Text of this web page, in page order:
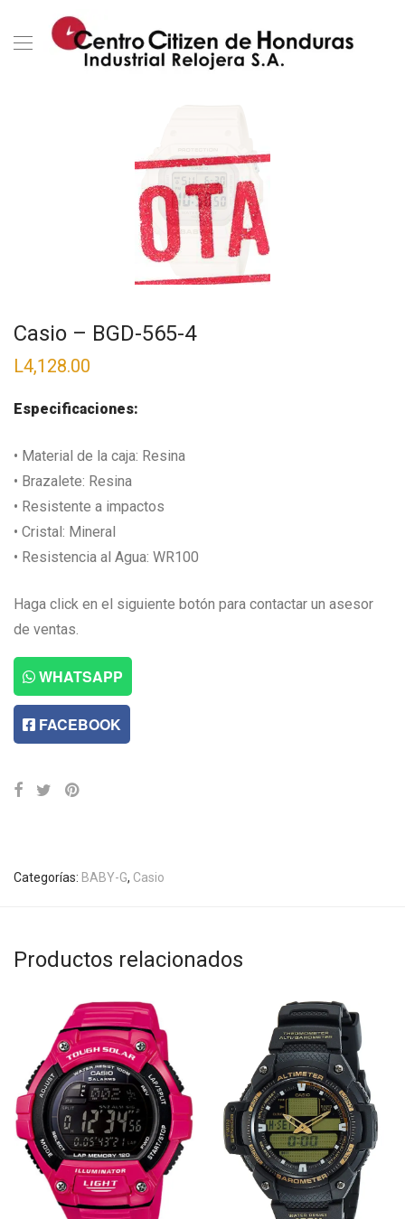
Casio – BGD-565-4
L4,128.00
Especificaciones:
• Material de la caja: Resina
• Brazalete: Resina
• Resistente a impactos
• Cristal: Mineral
• Resistencia al Agua: WR100
Haga click en el siguiente botón para contactar un asesor
de ventas.
WHATSAPP
FACEBOOK
Categorías: BABY-G, Casio
Productos relacionados